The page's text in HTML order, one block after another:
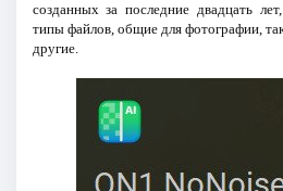
созданных за последние двадцать
типы файлов, общие для фотографии,
другие.